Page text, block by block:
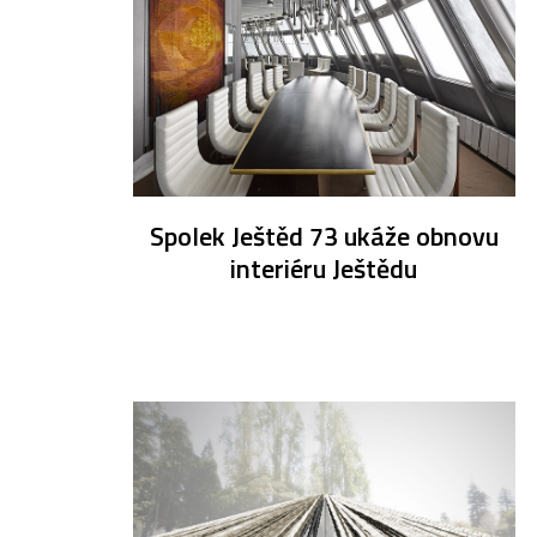
Spolek Ještěd 73 ukáže obnovu
interiéru Ještědu